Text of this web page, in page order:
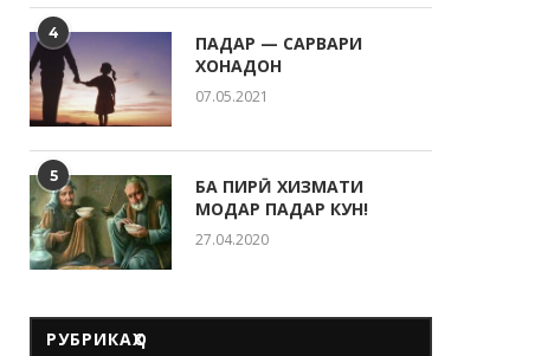
4
ПАДАР — САРВАРИ
ХОНАДОН
07.05.2021
5
БА ПИРӢ ХИЗМАТИ
МОДАР ПАДАР КУН!
27.04.2020
РУБРИКАҲО